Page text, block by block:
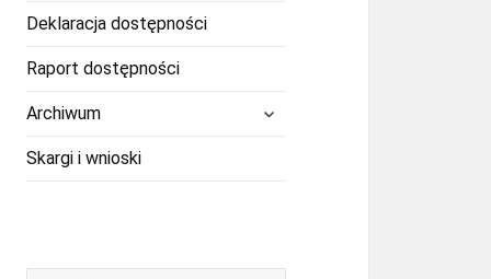
Deklaracja dostępności
Raport dostępności
Archiwum
Skargi i wnioski